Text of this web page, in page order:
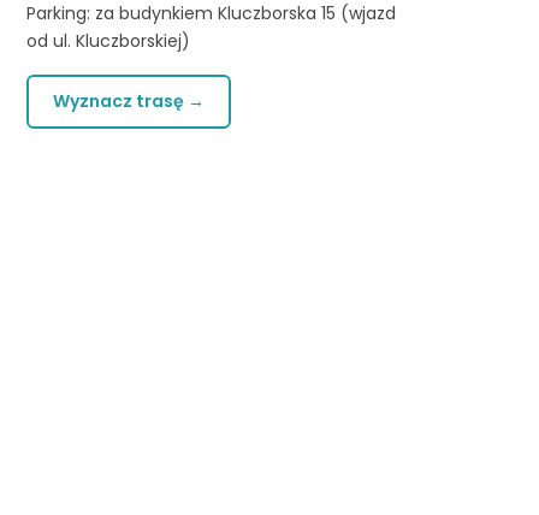
Parking: za budynkiem Kluczborska 15 (wjazd
od ul. Kluczborskiej)
Wyznacz trasę →